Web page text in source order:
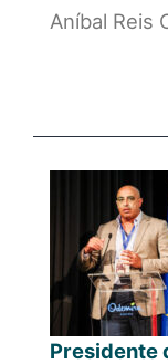
Aníbal Reis
Presidente